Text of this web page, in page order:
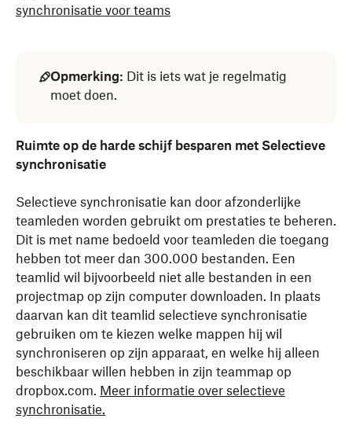
synchronisatie voor teams
Opmerking: Dit is iets wat je regelmatig
moet doen.
Ruimte op de harde schijf besparen met Selectieve
synchronisatie
Selectieve synchronisatie kan door afzonderlijke
teamleden worden gebruikt om prestaties te beheren.
Dit is met name bedoeld voor teamleden die toegang
hebben tot meer dan 300.000 bestanden. Een
teamlid wil bijvoorbeeld niet alle bestanden in een
projectmap op zijn computer downloaden. In plaats
daarvan kan dit teamlid selectieve synchronisatie
gebruiken om te kiezen welke mappen hij wil
synchroniseren op zijn apparaat, en welke hij alleen
beschikbaar willen hebben in zijn teammap op
dropbox.com. Meer informatie over selectieve
synchronisatie.